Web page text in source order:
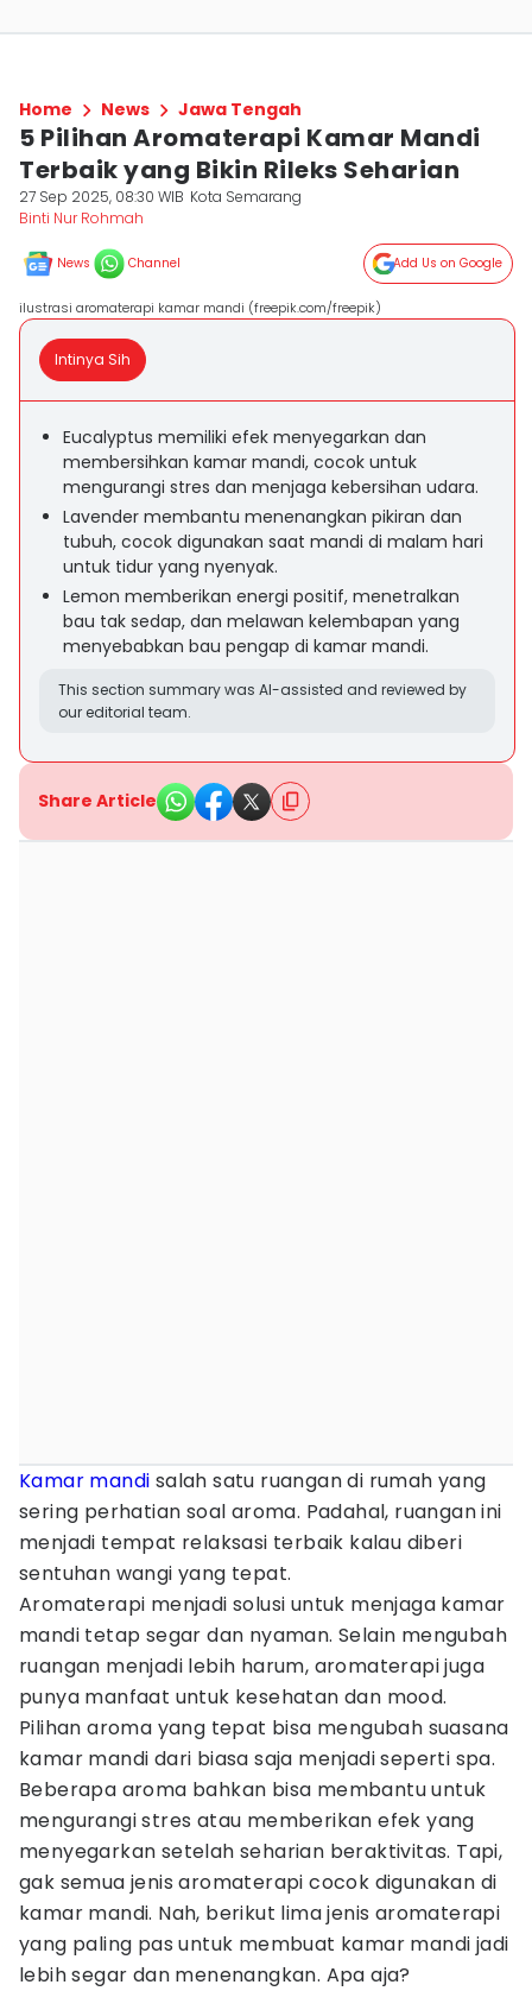
Home News Jawa Tengah
5 Pilihan Aromaterapi Kamar Mandi
Terbaik yang Bikin Rileks Seharian
27 Sep 2025, 08:30 WIB Kota Semarang
Binti Nur Rohmah
News Channel Add Us on Google
ilustrasi aromaterapi kamar mandi (freepik.com/freepik)
Intinya Sih
Eucalyptus memiliki efek menyegarkan dan
membersihkan kamar mandi, cocok untuk
mengurangi stres dan menjaga kebersihan udara.
Lavender membantu menenangkan pikiran dan
tubuh, cocok digunakan saat mandi di malam hari
untuk tidur yang nyenyak.
Lemon memberikan energi positif, menetralkan
bau tak sedap, dan melawan kelembapan yang
menyebabkan bau pengap di kamar mandi.
This section summary was AI-assisted and reviewed by
our editorial team.
Share Article
Kamar mandi salah satu ruangan di rumah yang
sering perhatian soal aroma. Padahal, ruangan ini
menjadi tempat relaksasi terbaik kalau diberi
sentuhan wangi yang tepat.
Aromaterapi menjadi solusi untuk menjaga kamar
mandi tetap segar dan nyaman. Selain mengubah
ruangan menjadi lebih harum, aromaterapi juga
punya manfaat untuk kesehatan dan mood.
Pilihan aroma yang tepat bisa mengubah suasana
kamar mandi dari biasa saja menjadi seperti spa.
Beberapa aroma bahkan bisa membantu untuk
mengurangi stres atau memberikan efek yang
menyegarkan setelah seharian beraktivitas. Tapi,
gak semua jenis aromaterapi cocok digunakan di
kamar mandi. Nah, berikut lima jenis aromaterapi
yang paling pas untuk membuat kamar mandi jadi
lebih segar dan menenangkan. Apa aja?